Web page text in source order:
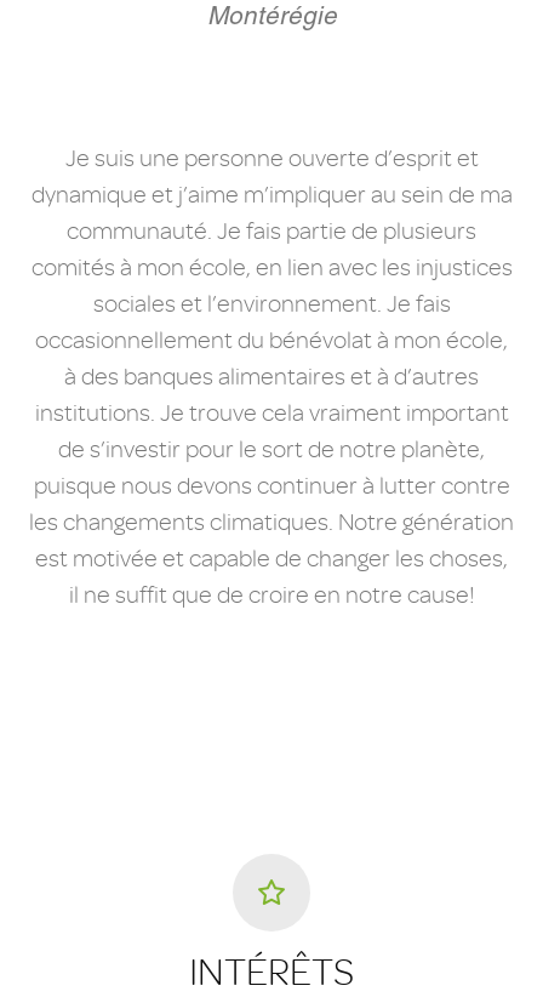
Montérégie
Je suis une personne ouverte d’esprit et
dynamique et j’aime m’impliquer au sein de ma
communauté. Je fais partie de plusieurs
comités à mon école, en lien avec les injustices
sociales et l’environnement. Je fais
occasionnellement du bénévolat à mon école,
à des banques alimentaires et à d’autres
institutions. Je trouve cela vraiment important
de s’investir pour le sort de notre planète,
puisque nous devons continuer à lutter contre
les changements climatiques. Notre génération
est motivée et capable de changer les choses,
il ne suffit que de croire en notre cause!
INTÉRÊTS